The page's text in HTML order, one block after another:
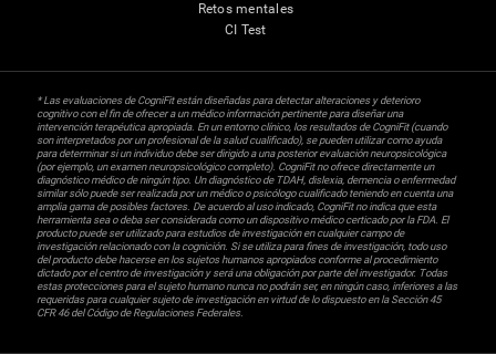
Retos mentales
CI Test
* Las evaluaciones de CogniFit están diseñadas para detectar alteraciones y deterioro
cognitivo con el fin de ofrecer a un médico información pertinente para diseñar una
intervención terapéutica apropiada. En un entorno clínico, los resultados de CogniFit (cuando
son interpretados por un profesional de la salud cualificado), se pueden utilizar como ayuda
para determinar si un individuo debe ser dirigido a una posterior evaluación neuropsicológica
(por ejemplo, un examen neuropsicológico completo). CogniFit no ofrece directamente un
diagnóstico médico de ningún tipo. Un diagnóstico de TDAH, dislexia, demencia o enfermedad
similar sólo puede ser realizada por un médico o psicólogo cualificado teniendo en cuenta una
amplia gama de posibles factores. De acuerdo al uso indicado, CogniFit no indica que esta
herramienta sea o deba ser considerada como un dispositivo médico certicado por la FDA. El
producto puede ser utilizado para estudios de investigación en cualquier campo de
investigación relacionado con la cognición. Si se utiliza para fines de investigación, todo uso
del producto debe hacerse en los sujetos humanos apropiados conforme al procedimiento
dictado por el centro de investigación y será una obligación por parte del investigador. Todas
estas protecciones para el sujeto humano nunca no podrán ser, en ningún caso, inferiores a las
requeridas para cualquier sujeto de investigación en virtud de lo dispuesto en la Sección 45
CFR 46 del Código de Regulaciones Federales.